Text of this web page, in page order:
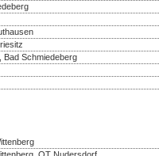
Bad Schmiedeberg
OT Nudersdorf